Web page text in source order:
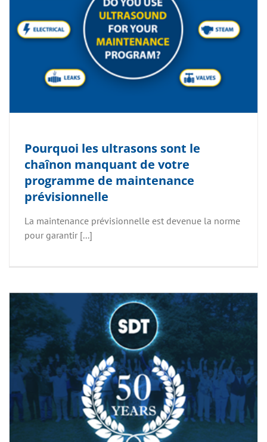
Pourquoi les ultrasons sont le
chaînon manquant de votre
programme de maintenance
prévisionnelle
La maintenance prévisionnelle est devenue la norme
pour garantir [...]